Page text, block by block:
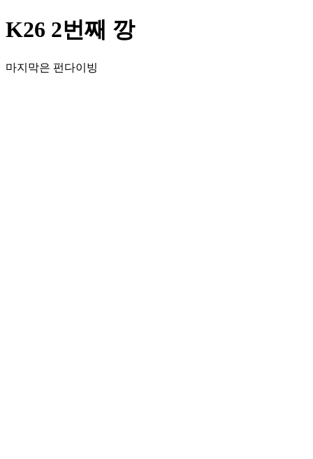
K26 2번째 깡
마지막은 펀다이빙